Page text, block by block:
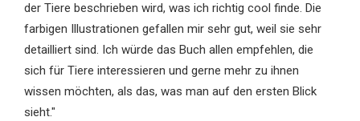
der Tiere beschrieben wird, was ich richtig cool finde. Die
farbigen Illustrationen gefallen mir sehr gut, weil sie sehr
detailliert sind. Ich würde das Buch allen empfehlen, die
sich für Tiere interessieren und gerne mehr zu ihnen
wissen möchten, als das, was man auf den ersten Blick
sieht."